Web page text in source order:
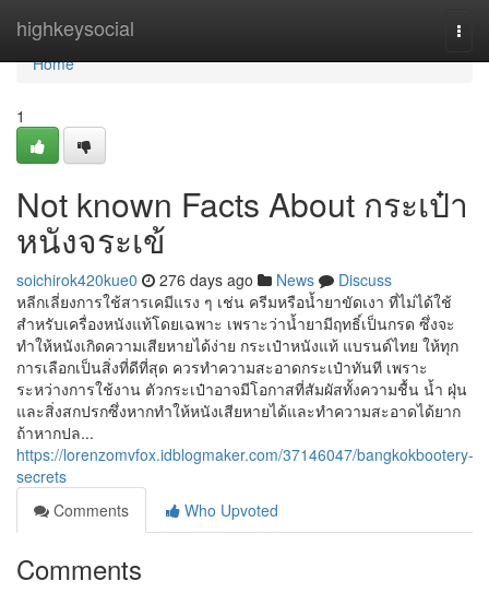
highkeysocial
Home
Home
1
Not known Facts About กระเป๋า
หนังจระเข้
soichirok420kue0 276 days ago News
Discuss
หลีกเลี่ยงการใช้สารเคมีแรง ๆ เช่น ครีมหรือน้ำยาขัดเงา ที่ไม่ได้ใช้
สำหรับเครื่องหนังแท้โดยเฉพาะ เพราะว่าน้ำยามีฤทธิ์เป็นกรด ซึ่งจะ
ทำให้หนังเกิดความเสียหายได้ง่าย กระเป๋าหนังแท้ แบรนด์ไทย ให้ทุก
การเลือกเป็นสิ่งที่ดีที่สุด ควรทำความสะอาดกระเป๋าทันที เพราะ
ระหว่างการใช้งาน ตัวกระเป๋าอาจมีโอกาสที่สัมผัสทั้งความชื้น น้ำ ฝุ่น
และสิ่งสกปรกซึ่งหากทำให้หนังเสียหายได้และทำความสะอาดได้ยาก
ถ้าหากปล...
https://lorenzomvfox.idblogmaker.com/37146047/bangkokbootery-
secrets
Comments
Who Upvoted
Comments